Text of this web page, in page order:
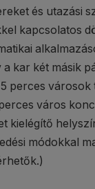
és utazási
kapcsolatos
kar két másik
perces városok
város
kielégítő
módokkal